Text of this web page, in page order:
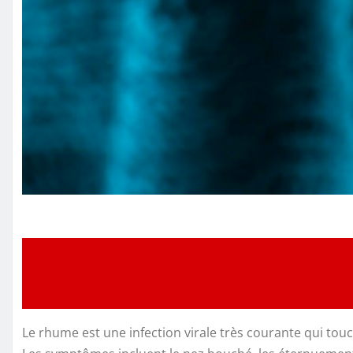
Le rhume est une infection virale très courante qui